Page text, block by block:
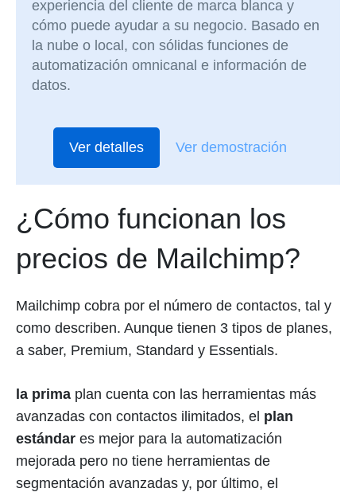
experiencia del cliente de marca blanca y
cómo puede ayudar a su negocio. Basado en
la nube o local, con sólidas funciones de
automatización omnicanal e información de
datos.
Ver detalles Ver demostración
¿Cómo funcionan los
precios de Mailchimp?
Mailchimp cobra por el número de contactos, tal y
como describen. Aunque tienen 3 tipos de planes,
a saber, Premium, Standard y Essentials.
la prima plan cuenta con las herramientas más
avanzadas con contactos ilimitados, el plan
estándar es mejor para la automatización
mejorada pero no tiene herramientas de
segmentación avanzadas y, por último, el